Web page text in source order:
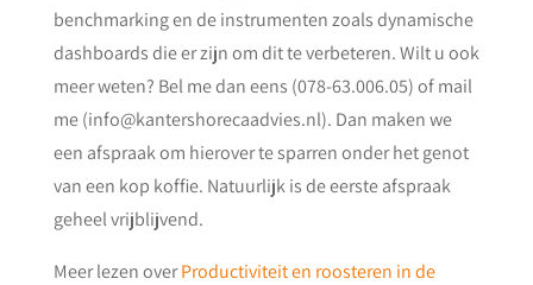
benchmarking en de instrumenten zoals dynamische
dashboards die er zijn om dit te verbeteren. Wilt u ook
meer weten? Bel me dan eens (078-63.006.05) of mail
me (info@kantershorecaadvies.nl). Dan maken we
een afspraak om hierover te sparren onder het genot
van een kop koffie. Natuurlijk is de eerste afspraak
geheel vrijblijvend.
Meer lezen overProductiviteit en roosteren in de